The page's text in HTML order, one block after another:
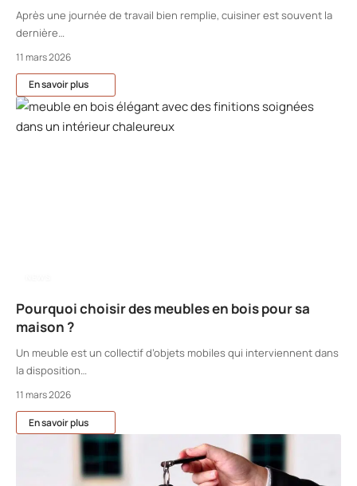
Après une journée de travail bien remplie, cuisiner est souvent la
dernière…
11 mars 2026
En savoir plus
Pourquoi choisir des meubles en bois pour sa
maison ?
Un meuble est un collectif d’objets mobiles qui interviennent dans
la disposition…
11 mars 2026
En savoir plus